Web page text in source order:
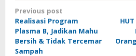
Post
navigation
Previous post
Realisasi Program
Plasma B, Jadikan Mahu
Bersih & Tidak Tercemar
Sampah